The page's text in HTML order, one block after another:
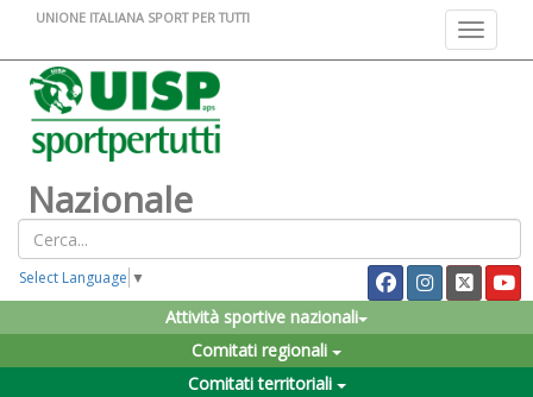
Toggle
UNIONE ITALIANA SPORT PER TUTTI
Nazionale
Select Language ▼
Attività sportive nazionali
Comitati regionali
Comitati territoriali